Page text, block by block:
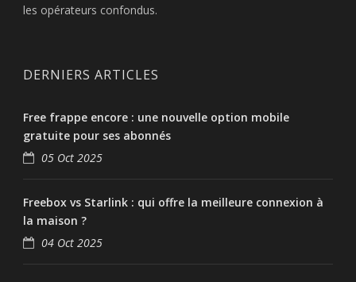
les opérateurs confondus.
DERNIERS ARTICLES
Free frappe encore : une nouvelle option mobile
gratuite pour ses abonnés
05 Oct 2025
Freebox vs Starlink : qui offre la meilleure connexion à
la maison ?
04 Oct 2025